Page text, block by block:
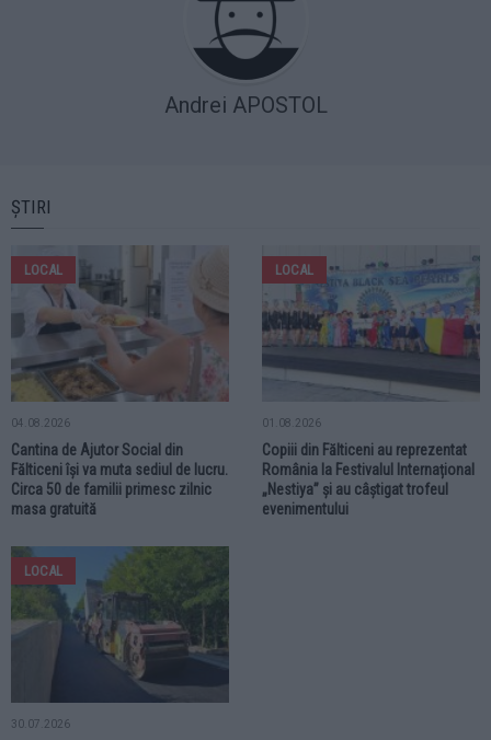
Andrei APOSTOL
ȘTIRI
LOCAL
04.08.2026
Cantina de Ajutor Social din
Fălticeni își va muta sediul de lucru.
Circa 50 de familii primesc zilnic
masa gratuită
LOCAL
01.08.2026
Copiii din Fălticeni au reprezentat
România la Festivalul Internațional
„Nestiya” și au câștigat trofeul
evenimentului
LOCAL
30.07.2026